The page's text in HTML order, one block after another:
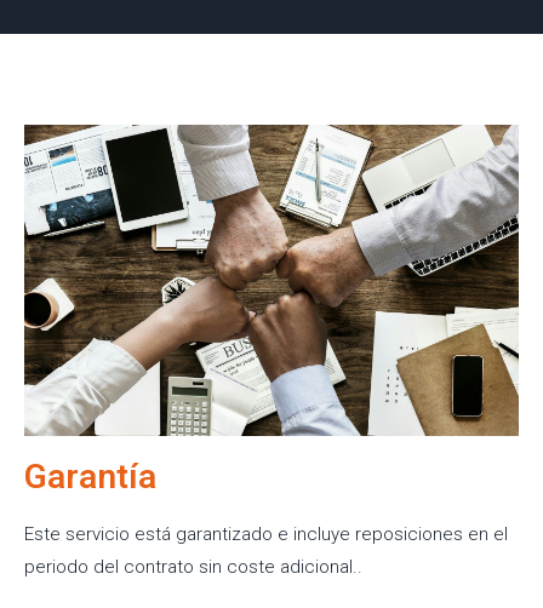
Garantía
Este servicio está garantizado e incluye reposiciones en el
periodo del contrato sin coste adicional..